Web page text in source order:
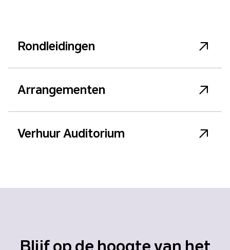
Rondleidingen
Arrangementen
Verhuur Auditorium
Blijf op de hoogte van het